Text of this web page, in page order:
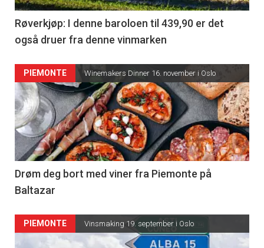
Røverkjøp: I denne baroloen til 439,90 er det
også druer fra denne vinmarken
PIEMONTE Winemakers Dinner 16. november i Oslo
Drøm deg bort med viner fra Piemonte på
Baltazar
PIEMONTE Vinsmaking 19. september i Oslo